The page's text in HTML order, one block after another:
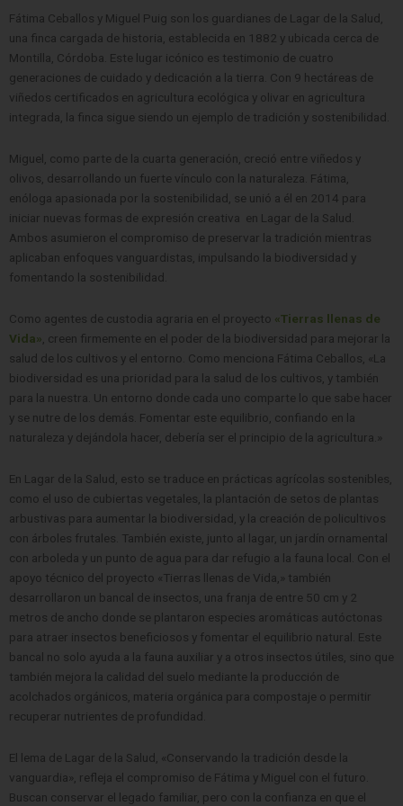
Fátima Ceballos y Miguel Puig son los guardianes de Lagar de la Salud,
una finca cargada de historia, establecida en 1882 y ubicada cerca de
Montilla, Córdoba. Este lugar icónico es testimonio de cuatro
generaciones de cuidado y dedicación a la tierra. Con 9 hectáreas de
viñedos certificados en agricultura ecológica y olivar en agricultura
integrada, la finca sigue siendo un ejemplo de tradición y sostenibilidad.
Miguel, como parte de la cuarta generación, creció entre viñedos y
olivos, desarrollando un fuerte vínculo con la naturaleza. Fátima,
enóloga apasionada por la sostenibilidad, se unió a él en 2014 para
iniciar nuevas formas de expresión creativa en Lagar de la Salud.
Ambos asumieron el compromiso de preservar la tradición mientras
aplicaban enfoques vanguardistas, impulsando la biodiversidad y
fomentando la sostenibilidad.
Como agentes de custodia agraria en el proyecto «Tierras llenas de
Vida», creen firmemente en el poder de la biodiversidad para mejorar la
salud de los cultivos y el entorno. Como menciona Fátima Ceballos, «La
biodiversidad es una prioridad para la salud de los cultivos, y también
para la nuestra. Un entorno donde cada uno comparte lo que sabe hacer
y se nutre de los demás. Fomentar este equilibrio, confiando en la
naturaleza y dejándola hacer, debería ser el principio de la agricultura.»
En Lagar de la Salud, esto se traduce en prácticas agrícolas sostenibles,
como el uso de cubiertas vegetales, la plantación de setos de plantas
arbustivas para aumentar la biodiversidad, y la creación de policultivos
con árboles frutales. También existe, junto al lagar, un jardín ornamental
con arboleda y un punto de agua para dar refugio a la fauna local. Con el
apoyo técnico del proyecto «Tierras llenas de Vida,» también
desarrollaron un bancal de insectos, una franja de entre 50 cm y 2
metros de ancho donde se plantaron especies aromáticas autóctonas
para atraer insectos beneficiosos y fomentar el equilibrio natural. Este
bancal no solo ayuda a la fauna auxiliar y a otros insectos útiles, sino que
también mejora la calidad del suelo mediante la producción de
acolchados orgánicos, materia orgánica para compostaje o permitir
recuperar nutrientes de profundidad.
El lema de Lagar de la Salud, «Conservando la tradición desde la
vanguardia», refleja el compromiso de Fátima y Miguel con el futuro.
Buscan conservar el legado familiar, pero con la confianza en que el